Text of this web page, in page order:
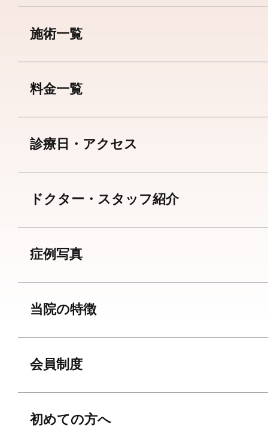
施術一覧
料金一覧
診療日・アクセス
ドクター・スタッフ紹介
症例写真
当院の特徴
会員制度
初めての方へ